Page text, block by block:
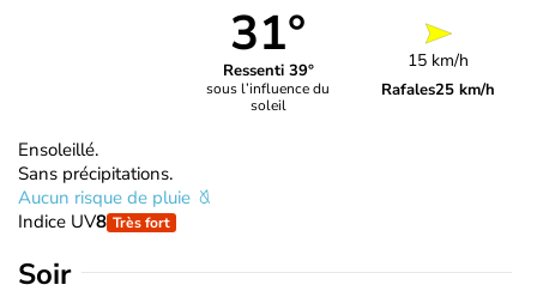
31°
Ressenti 39°
sous l’influence du
soleil
15 km/h
Rafales25 km/h
Ensoleillé.
Sans précipitations.
Aucun risque de pluie
Indice UV8 Très fort
Soir